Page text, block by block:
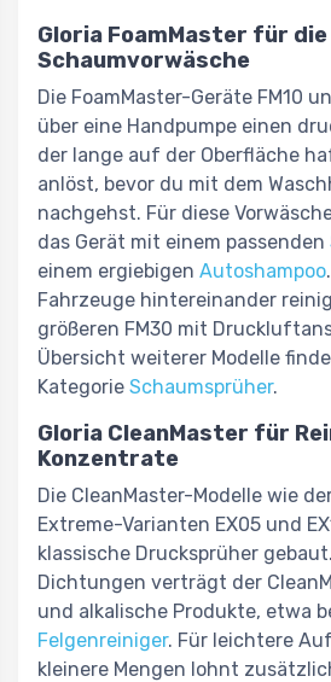
Gloria FoamMaster für die
Schaumvorwäsche
Die FoamMaster-Geräte FM10
über eine Handpumpe einen
der lange auf der Oberfläche
anlöst, bevor du mit dem
nachgehst. Für diese
das Gerät mit einem passenden
einem ergiebigen Autoshampoo
Fahrzeuge hintereinander
größeren FM30 mit
Übersicht weiterer Modelle
Kategorie Schaumsprüher.
Gloria CleanMaster für
Konzentrate
Die CleanMaster-Modelle wie
Extreme-Varianten EX05 und
klassische Drucksprüher
Dichtungen verträgt der
und alkalische Produkte, etwa
Felgenreiniger. Für leichtere
kleinere Mengen lohnt